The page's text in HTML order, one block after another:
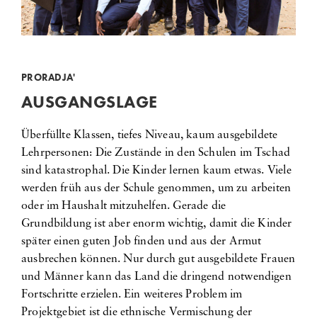
PRORADJA'
AUSGANGSLAGE
Überfüllte Klassen, tiefes Niveau, kaum ausgebildete
Lehrpersonen: Die Zustände in den Schulen im Tschad
sind katastrophal. Die Kinder lernen kaum etwas. Viele
werden früh aus der Schule genommen, um zu arbeiten
oder im Haushalt mitzuhelfen. Gerade die
Grundbildung ist aber enorm wichtig, damit die Kinder
später einen guten Job finden und aus der Armut
ausbrechen können. Nur durch gut ausgebildete Frauen
und Männer kann das Land die dringend notwendigen
Fortschritte erzielen. Ein weiteres Problem im
Projektgebiet ist die ethnische Vermischung der